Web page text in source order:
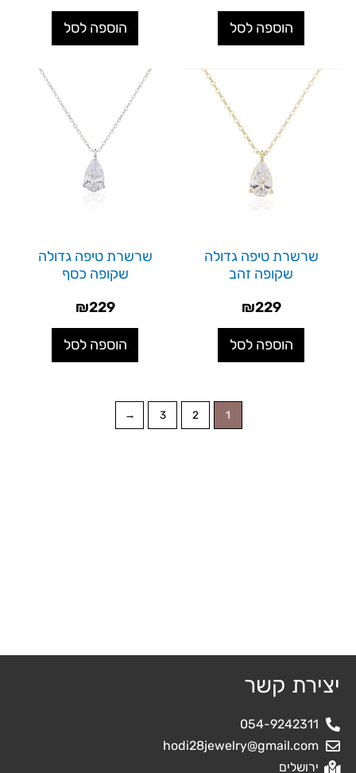
הוספה לסל הוספה לסל
שרשרת טיפה גדולה
שקופה זהב
₪229
הוספה לסל
שרשרת טיפה גדולה
שקופה כסף
₪229
הוספה לסל
1
2
3
←
יצירת קשר
054-9242311
hodi28jewelry@gmail.com
ירושלים